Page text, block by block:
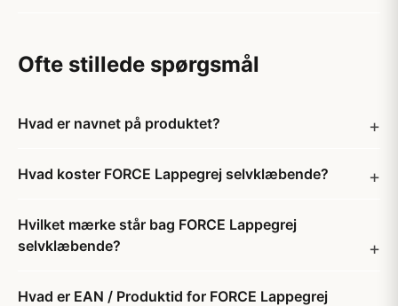
Ofte stillede spørgsmål
Hvad er navnet på produktet?
Hvad koster FORCE Lappegrej selvklæbende?
Hvilket mærke står bag FORCE Lappegrej
selvklæbende?
Hvad er EAN / Produktid for FORCE Lappegrej